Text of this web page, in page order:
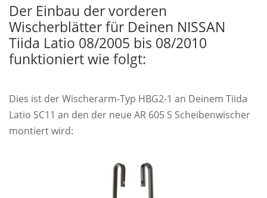
Der Einbau der vorderen
Wischerblätter für Deinen NISSAN
Tiida Latio 08/2005 bis 08/2010
funktioniert wie folgt:
Dies ist der Wischerarm-Typ HBG2-1 an Deinem Tiida
Latio SC11 an den der neue AR 605 S Scheibenwischer
montiert wird: